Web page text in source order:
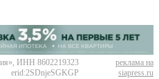
ИНН 8602219323
erid:2SDnjeSGKGP
реклама на
siapress.ru